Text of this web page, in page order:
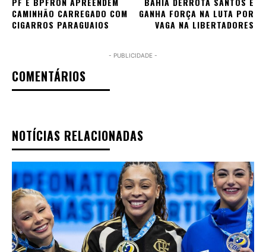
CAMINHÃO CARREGADO COM
CIGARROS PARAGUAIOS
GANHA FORÇA NA LUTA POR
VAGA NA LIBERTADORES
- PUBLICIDADE -
COMENTÁRIOS
NOTÍCIAS RELACIONADAS